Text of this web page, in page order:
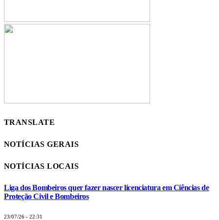
TRANSLATE
NOTÍCIAS GERAIS
NOTÍCIAS LOCAIS
Liga dos Bombeiros quer fazer nascer licenciatura em Ciências de
Proteção Civil e Bombeiros
23/07/26 - 22:31